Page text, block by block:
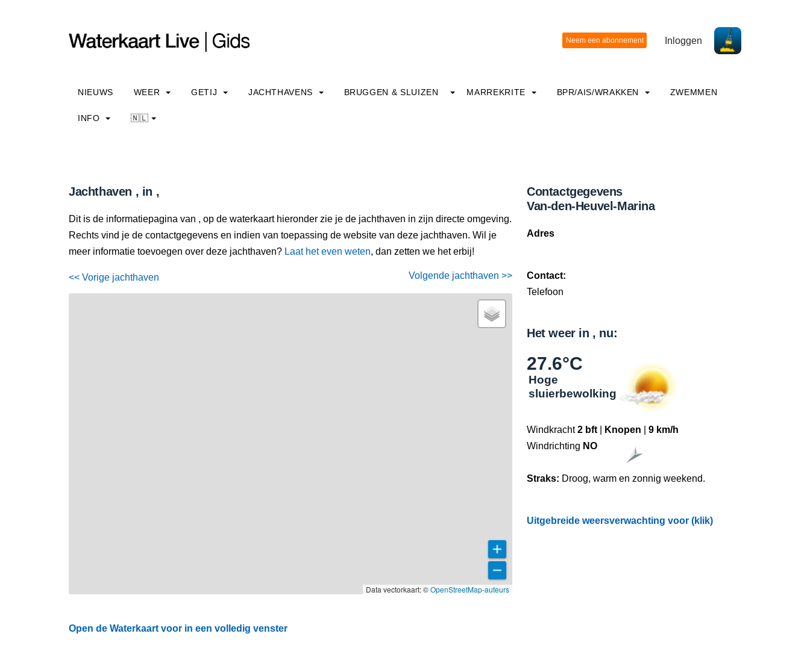
Inloggen
NIEUWS WEER GETIJ JACHTHAVENS BRUGGEN & SLUIZEN MARREKRITE BPR/AIS/WRAKKEN ZWEMMEN
INFO 🇳🇱
Jachthaven , in ,
Dit is de informatiepagina van , op de waterkaart hieronder zie je de jachthaven in zijn directe omgeving.
Rechts vind je de contactgegevens en indien van toepassing de website van deze jachthaven. Wil je
meer informatie toevoegen over deze jachthaven? Laat het even weten, dan zetten we het erbij!
<< Vorige jachthaven Volgende jachthaven >>
Data vectorkaart: ©OpenStreetMap-auteurs
Open de Waterkaart voor in een volledig venster
Contactgegevens
Van-den-Heuvel-Marina
Adres
Contact:
Telefoon
Het weer in , nu:
27.6°C
Hoge
sluierbewolking
Windkracht2 bft Knopen
9 km/h
Windrichting NO
Straks: Droog, warm en zonnig weekend.
Uitgebreide weersverwachting voor (klik)